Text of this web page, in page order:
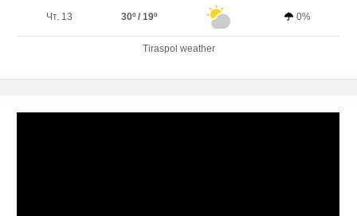
Чт. 13 30º / 19º 0%
Tiraspol weather